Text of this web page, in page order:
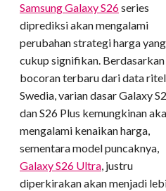
Samsung Galaxy S26series
diprediksi akan mengalami
perubahan strategi harga yang
cukup signifikan. Berdasarkan
bocoran terbaru dari data
Swedia, varian dasar Galaxy
dan S26 Plus kemungkinan
mengalami kenaikan harga,
sementara model puncaknya,
Galaxy S26 Ultra, justru
diperkirakan akan menjadi